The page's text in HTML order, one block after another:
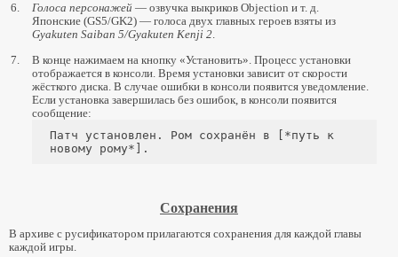
6.
Голоса персонажей — озвучка выкриков Objection и т. д.
Японские (GS5/GK2) — голоса двух главных героев взяты из
Gyakuten Saiban 5/Gyakuten Kenji 2.
7.
В конце нажимаем на кнопку «Установить». Процесс установки
отображается в консоли. Время установки зависит от скорости
жёсткого диска. В случае ошибки в консоли появится уведомление.
Если установка завершилась без ошибок, в консоли появится
сообщение:
Патч установлен. Ром сохранён в [*путь к
новому рому*].
Сохранения
В архиве с русификатором прилагаются сохранения для каждой главы
каждой игры.